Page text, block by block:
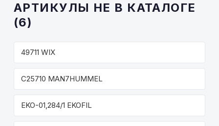
АРТИКУЛЫ НЕ В КАТАЛОГЕ
(6)
49711 WIX
C25710 MAN7HUMMEL
EKO-01,284/1 EKOFIL